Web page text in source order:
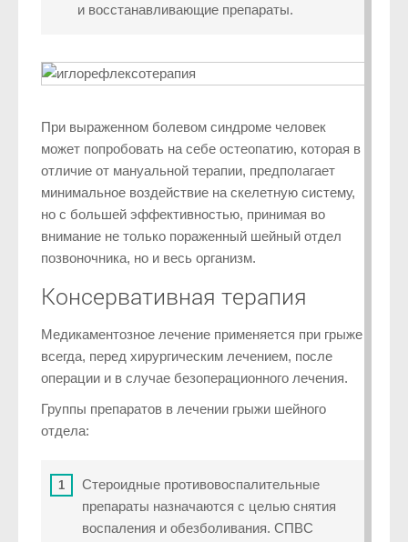
и восстанавливающие препараты.
При выраженном болевом синдроме человек
может попробовать на себе остеопатию, которая в
отличие от мануальной терапии, предполагает
минимальное воздействие на скелетную систему,
но с большей эффективностью, принимая во
внимание не только пораженный шейный отдел
позвоночника, но и весь организм.
Консервативная терапия
Медикаментозное лечение применяется при грыже
всегда, перед хирургическим лечением, после
операции и в случае безоперационного лечения.
Группы препаратов в лечении грыжи шейного
отдела:
Стероидные противовоспалительные
препараты назначаются с целью снятия
воспаления и обезболивания. СПВС